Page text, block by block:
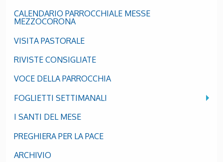
CALENDARIO PARROCCHIALE MESSE
MEZZOCORONA
VISITA PASTORALE
RIVISTE CONSIGLIATE
VOCE DELLA PARROCCHIA
FOGLIETTI SETTIMANALI
I SANTI DEL MESE
PREGHIERA PER LA PACE
ARCHIVIO